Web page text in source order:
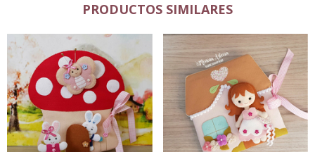
PRODUCTOS SIMILARES